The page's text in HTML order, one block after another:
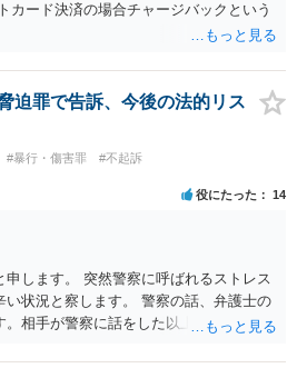
カード決済の場合チャージバックという
迫罪で告訴、今後の法的リス
#暴行・傷害罪
#不起訴
役にたった 14
します。 突然警察に呼ばれるストレス
い状況と察します。 警察の話、弁護士の
相手が警察に話をした以上、警察も事
かもわかりませんし）。 質問者様の発